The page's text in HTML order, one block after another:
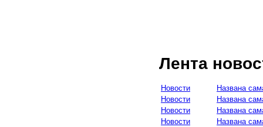
Лента
Новости
Названа
Новости
Названа
Новости
Названа
Новости
Названа